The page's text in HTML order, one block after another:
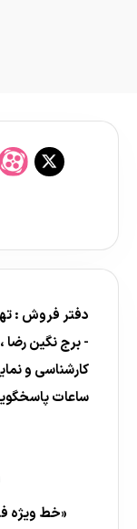
دفتر فروش :
- برج نگین رضا ، طبقه 16
کارشناسی و
ساعات پاسخگویی : 9:30
«خط ویژه